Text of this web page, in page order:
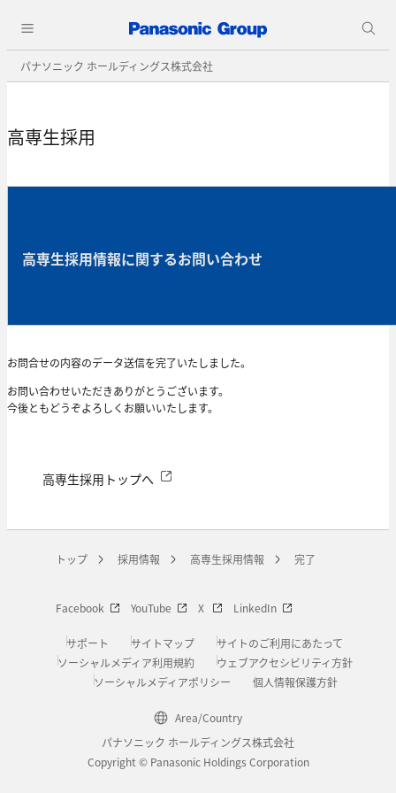
パナソニック ホールディングス株式会社
高専生採用
高専生採用情報に関するお問い合わせ
お問合せの内容のデータ送信を完了いたしました。
お問い合わせいただきありがとうございます。
今後ともどうぞよろしくお願いいたします。
高専生採用トップへ
トップ 採用情報 高専生採用情報 完了
Facebook YouTube X LinkedIn
サポート サイトマップ
サイトのご利用にあたって
ソーシャルメディア利用規約
ウェブアクセシビリティ方針
ソーシャルメディアポリシー
個人情報保護方針
Area/Country
パナソニック ホールディングス株式会社
Copyright © Panasonic Holdings Corporation